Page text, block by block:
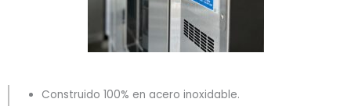
Construido 100% en acero inoxidable.